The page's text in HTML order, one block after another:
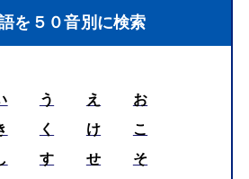
を５０音別に検索
う え
お
く け
こ
す せ
そ